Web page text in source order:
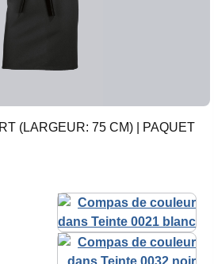
(LARGEUR: 75 CM) | PAQUET